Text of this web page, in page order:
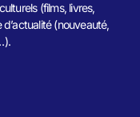
(films, livres,
(nouveauté,